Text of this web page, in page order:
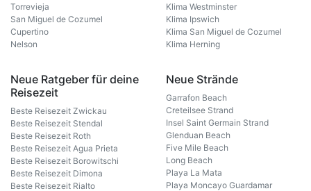
Torrevieja
San Miguel de Cozumel
Cupertino
Nelson
Klima Westminster
Klima Ipswich
Klima San Miguel de Cozumel
Klima Herning
Neue Ratgeber für deine
Reisezeit
Beste Reisezeit Zwickau
Beste Reisezeit Stendal
Beste Reisezeit Roth
Beste Reisezeit Agua Prieta
Beste Reisezeit Borowitschi
Beste Reisezeit Dimona
Beste Reisezeit Rialto
Neue Strände
Garrafon Beach
Creteilsee Strand
Insel Saint Germain Strand
Glenduan Beach
Five Mile Beach
Long Beach
Playa La Mata
Playa Moncayo Guardamar